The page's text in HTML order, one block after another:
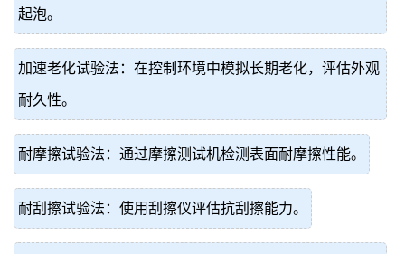
起泡。
加速老化试验法：在控制环境中模拟长期老化，评估外观
耐久性。
耐摩擦试验法：通过摩擦测试机检测表面耐摩擦性能。
耐刮擦试验法：使用刮擦仪评估抗刮擦能力。